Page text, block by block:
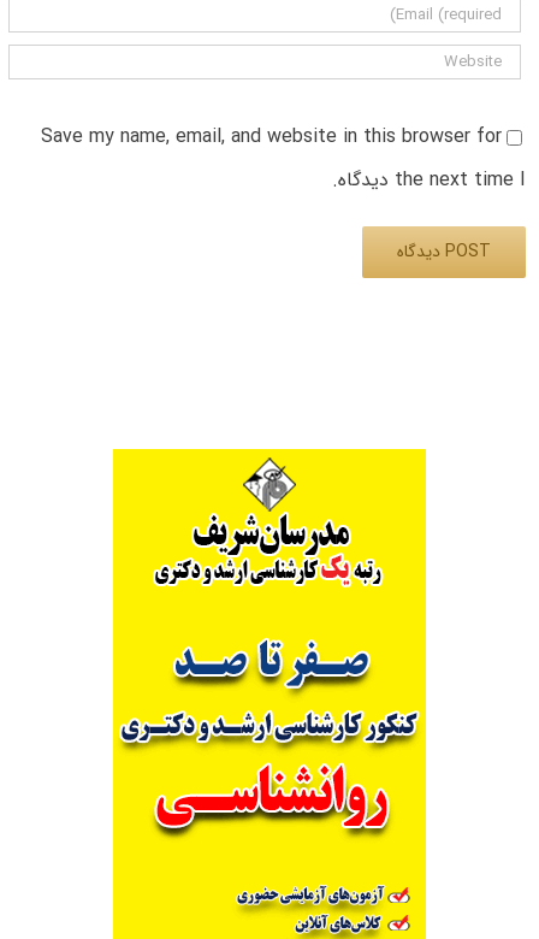
Save my name, email, and website in this browser for
the next time I دیدگاه.